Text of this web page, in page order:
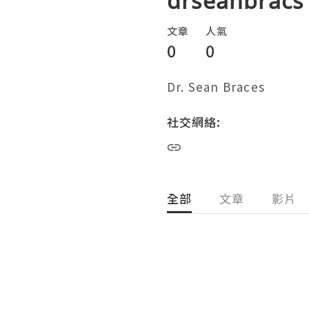
文章
0
人氣
0
Dr. Sean Braces
社交網絡:
全部 文章 影片